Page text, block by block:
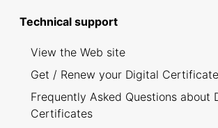
Technical support
View the Web site
Get / Renew your Digital Certificate
Frequently Asked Questions about
Certificates